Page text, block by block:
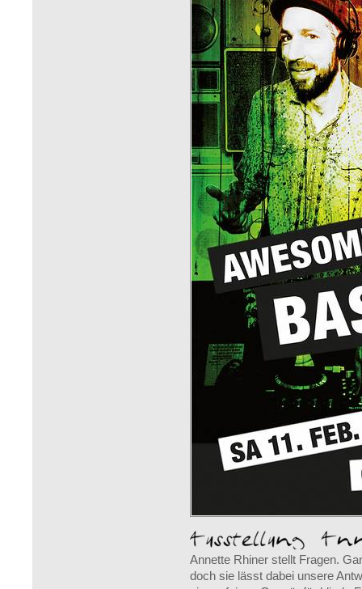
Annette Rhiner stellt Fragen.
doch sie lässt dabei unsere